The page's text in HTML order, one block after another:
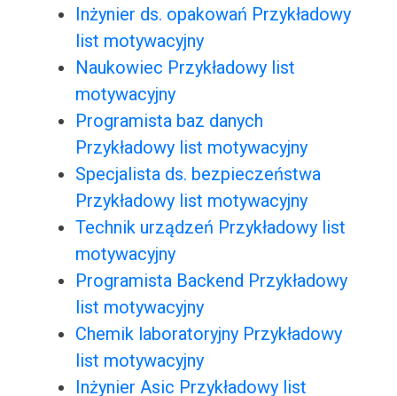
Inżynier ds. opakowań Przykładowy
list motywacyjny
Naukowiec Przykładowy list
motywacyjny
Programista baz danych
Przykładowy list motywacyjny
Specjalista ds. bezpieczeństwa
Przykładowy list motywacyjny
Technik urządzeń Przykładowy list
motywacyjny
Programista Backend Przykładowy
list motywacyjny
Chemik laboratoryjny Przykładowy
list motywacyjny
Inżynier Asic Przykładowy list